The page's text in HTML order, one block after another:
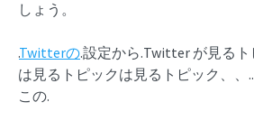
しょう。
.Twitterの.設定から.Twitter が見る
は見るトピックは見るトピック、、
この.